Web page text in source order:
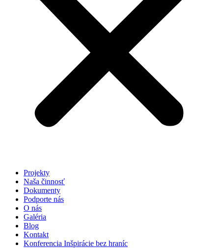
Projekty
Naša činnosť
Dokumenty
Podporte nás
O nás
Galéria
Blog
Kontakt
Konferencia Inšpirácie bez hraníc